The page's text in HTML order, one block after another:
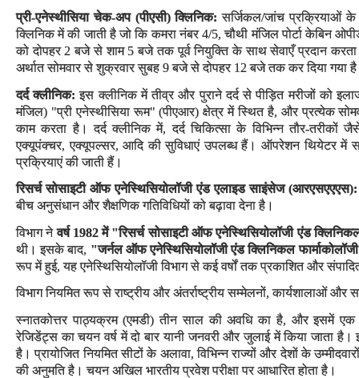
प्री-एनेस्थीसिया चेक-अप (पीएसी) क्लिनिक: सर्जिकल/जांच प्रक्रियाओं के
क्लिनिक में की जाती है जो कि कमरा नंबर 4/5, चौथी मंजिल पोर्टा केबिन
को दोपहर 2 बजे से शाम 5 बजे तक पूर्व नियुक्ति के साथ सेवाएँ प्रदान
अर्थात सोमवार से शुक्रवार सुबह 9 बजे से दोपहर 12 बजे तक कर दिया गया
दर्द क्लीनिक: इस क्लीनिक में तीव्र और पुराने दर्द से पीड़ित मरीजों को
मंजिल) "प्री एनेस्थीसिया रूम" (पीएआर) क्षेत्र में स्थित है, और प्रत्येक
काम करता है। दर्द क्लीनिक में, दर्द चिकित्सा के विभिन्न तौर-तरीकों
एक्यूपंक्चर, एक्यूपल्सर, आदि की सुविधाएं उपलब्ध हैं। ऑपरेशन थियेटर में
प्रक्रियाएं की जाती हैं।
रिसर्च सोसाइटी ऑफ एनेस्थिसियोलॉजी एंड एलाइड साइंसेज (आरएसएएएस):
बीच अनुसंधान और शैक्षणिक गतिविधियों को बढ़ावा देना है।
विभाग नेवर्ष 1982 में "रिसर्च सोसाइटी ऑफ एनेस्थिसियोलॉजी एंड क्लिनिकल
थी। इसके बाद, "जर्नल ऑफ एनेस्थिसियोलॉजी एंड क्लिनिकल
रूप में हुई, यह एनेस्थिसियोलॉजी विभाग से कई वर्षों तक प्रकाशित और
विभाग नियमित रूप से राष्ट्रीय और अंतर्राष्ट्रीय सम्मेलनों, कार्यशालाओं और
स्नातकोत्तर पाठ्यक्रम (एमडी) तीन साल की अवधि का है, और इसमें
रेजिडेंट्स का चयन वर्ष में दो बार यानी जनवरी और जुलाई में किया जाता है।
है। प्रायोजित नियमित सीटों के अलावा, विभिन्न राज्यों और देशों के
की अनुमति है। चयन अखिल भारतीय प्रवेश परीक्षा पर आधारित होता है।